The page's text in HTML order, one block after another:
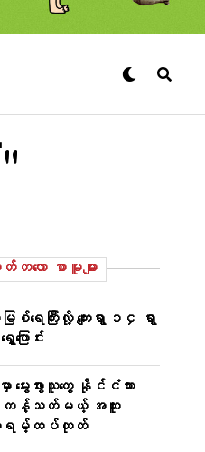
တ‌လော စာမူများ
စ်ရေကြီးလို့ ကျေးရွာ ၁၄ ရွာ
ြောင်း
ေးဖွားသူတွေ နိုင်ငံသား
ကန့်သတ်မယ့် အထူး
ရမ့်ထပ်ထုတ်